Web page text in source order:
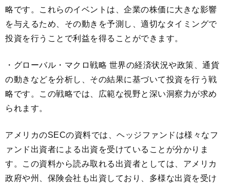
略です。これらのイベントは、企業の株価に大きな影響
を与えるため、その動きを予測し、適切なタイミングで
投資を行うことで利益を得ることができます。
・グローバル・マクロ戦略 世界の経済状況や政策、通貨
の動きなどを分析し、その結果に基づいて投資を行う戦
略です。この戦略では、広範な視野と深い洞察力が求め
られます。
アメリカのSECの資料では、ヘッジファンドは様々なフ
ァンド出資者による出資を受けていることが分かりま
す。この資料から読み取れる出資者としては、アメリカ
政府や州、保険会社も出資しており、多様な出資を受け